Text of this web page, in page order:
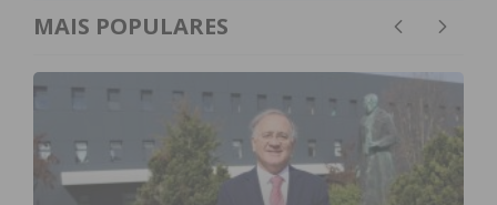
MAIS POPULARES